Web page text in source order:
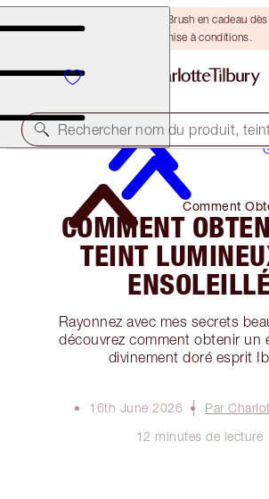
Recevez un pinceau Bronzing Brush en cadeau
soumise à conditions.
Rechercher nom du produit,
Comment
Lumineux Et
COMMENT
TEINT
Rayonnez avec mes secrets
découvrez comment obtenir un
divinement doré esprit
16th June 2026
Par
12 minutes de lecture